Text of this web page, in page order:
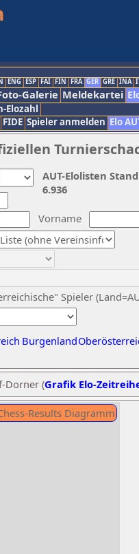
ENG ESP FAI FIN FRA GER GRE INA
Galerie Meldekartei
Elozahl
FIDE Spieler anmelden Elo
Vorname
Spieler
Burgenland
AUT-Elolisten
6.936
Dorner (Grafik Elo-